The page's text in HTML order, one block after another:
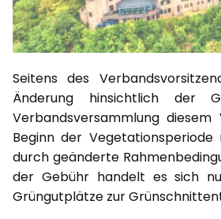
Seitens des
Änderung hinsichtlich der
Verbandsversammlung
Beginn der
durch geänderte
der Gebühr handelt es sich
Grüngutplätze zur